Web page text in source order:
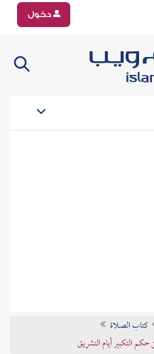
دخول
كتاب الصلاة
التكبير أيام التشريق